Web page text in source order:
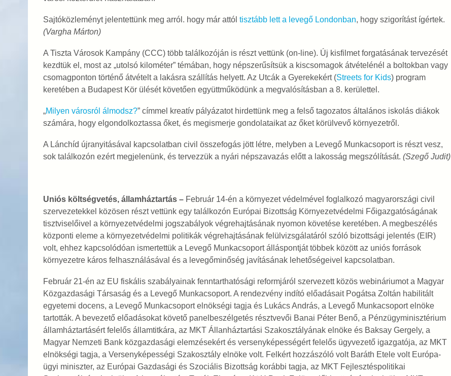
Sajtóközleményt jelentettünk meg arról. hogy már attól tisztább lett a levegő Londonban, hogy szigorítást ígértek.
(Vargha Márton)
A Tiszta Városok Kampány (CCC) több találkozóján is részt vettünk (on-line). Új kisfilmet forgatásának tervezését
kezdtük el, most az „utolsó kilométer” témában, hogy népszerűsítsük a kiscsomagok átvételénél a boltokban vagy
csomagponton történő átvételt a lakásra szállítás helyett. Az Utcák a Gyerekekért (Streets for Kids) program
keretében a Budapest Kör ülését követően együttműködünk a megvalósításban a 8. kerülettel.
„Milyen városról álmodsz?” címmel kreatív pályázatot hirdettünk meg a felső tagozatos általános iskolás diákok
számára, hogy elgondolkoztassa őket, és megismerje gondolataikat az őket körülvevő környezetről.
A Lánchíd újranyitásával kapcsolatban civil összefogás jött létre, melyben a Levegő Munkacsoport is részt vesz,
sok találkozón ezért megjelenünk, és tervezzük a nyári népszavazás előtt a lakosság megszólítását. (Szegő Judit)
Uniós költségvetés, államháztartás – Február 14-én a környezet védelmével foglalkozó magyarországi civil
szervezetekkel közösen részt vettünk egy találkozón Európai Bizottság Környezetvédelmi Főigazgatóságának
tisztviselőivel a környezetvédelmi jogszabályok végrehajtásának nyomon követése keretében. A megbeszélés
központi eleme a környezetvédelmi politikák végrehajtásának felülvizsgálatáról szóló bizottsági jelentés (EIR)
volt, ehhez kapcsolódóan ismertettük a Levegő Munkacsoport álláspontját többek között az uniós források
környezetre káros felhasználásával és a levegőminőség javításának lehetőségeivel kapcsolatban.
Február 21-én az EU fiskális szabályainak fenntarthatósági reformjáról szervezett közös webináriumot a Magyar
Közgazdasági Társaság és a Levegő Munkacsoport. A rendezvény indító előadásait Pogátsa Zoltán habilitált
egyetemi docens, a Levegő Munkacsoport elnökségi tagja és Lukács András, a Levegő Munkacsoport elnöke
tartották. A bevezető előadásokat követő panelbeszélgetés résztvevői Banai Péter Benő, a Pénzügyminisztérium
államháztartásért felelős államtitkára, az MKT Állanháztartási Szakosztályának elnöke és Baksay Gergely, a
Magyar Nemzeti Bank közgazdasági elemzésekért és versenyképességért felelős ügyvezető igazgatója, az MKT
elnökségi tagja, a Versenyképességi Szakosztály elnöke volt. Felkért hozzászóló volt Baráth Etele volt Európa-
ügyi miniszter, az Európai Gazdasági és Szociális Bizottság korábbi tagja, az MKT Fejlesztéspolitikai